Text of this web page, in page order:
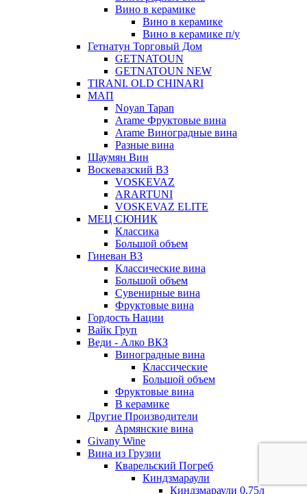
Вино в керамике
Вино в керамике
Вино в керамике п/у
Гетнатун Торговый Дом
GETNATOUN
GETNATOUN NEW
TIRANI. OLD CHINARI
МАП
Noyan Tapan
Arame Фруктовые вина
Arame Виноградные вина
Разные вина
Шаумян Вин
Воскевазский ВЗ
VOSKEVAZ
ARARTUNI
VOSKEVAZ ELITE
МЕЦ СЮНИК
Классика
Большой объем
Гиневан ВЗ
Классические вина
Большой объем
Сувенирные вина
Фруктовые вина
Гордость Нации
Вайк Груп
Веди - Алко ВКЗ
Виноградные вина
Классические
Большой объем
Фруктовые вина
В керамике
Другие Производители
Армянские вина
Givany Wine
Вина из Грузии
Кварельский Погреб
Киндзмараули
Киндзмараули 0,75л